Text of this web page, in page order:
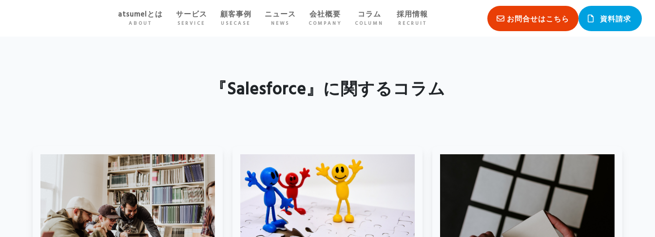
atsumelとは
ABOUT
サービス
SERVICE
顧客事例
USECASE
ニュース
NEWS
会社概要
COMPANY
コラム
COLUMN
採用情報
RECRUIT お問合せはこちら 資料請求
『Salesforce』に関するコラム